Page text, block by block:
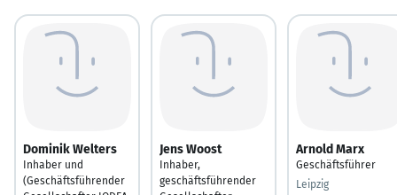
Dominik Welters
Inhaber und
(Geschäftsführender
Jens Woost
Inhaber,
geschäftsführender
Arnold Marx
Geschäftsführer
Leipzig